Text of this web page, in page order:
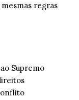
regras
Supremo